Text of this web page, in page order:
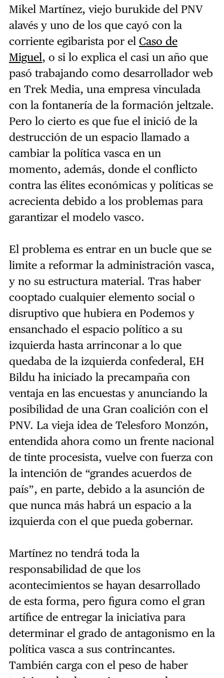
Mikel Martínez, viejo burukide del PNV
alavés y uno de los que cayó con la
corriente egibarista por el Caso de
Miguel, o si lo explica el casi un año que
pasó trabajando como desarrollador web
en Trek Media, una empresa vinculada
con la fontanería de la formación jeltzale.
Pero lo cierto es que fue el inició de la
destrucción de un espacio llamado a
cambiar la política vasca en un
momento, además, donde el conflicto
contra las élites económicas y políticas se
acrecienta debido a los problemas para
garantizar el modelo vasco.
El problema es entrar en un bucle que se
limite a reformar la administración vasca,
y no su estructura material. Tras haber
cooptado cualquier elemento social o
disruptivo que hubiera en Podemos y
ensanchado el espacio político a su
izquierda hasta arrinconar a lo que
quedaba de la izquierda confederal, EH
Bildu ha iniciado la precampaña con
ventaja en las encuestas y anunciando la
posibilidad de una Gran coalición con el
PNV. La vieja idea de Telesforo Monzón,
entendida ahora como un frente nacional
de tinte procesista, vuelve con fuerza con
la intención de “grandes acuerdos de
país”, en parte, debido a la asunción de
que nunca más habrá un espacio a la
izquierda con el que pueda gobernar.
Martínez no tendrá toda la
responsabilidad de que los
acontecimientos se hayan desarrollado
de esta forma, pero figura como el gran
artífice de entregar la iniciativa para
determinar el grado de antagonismo en la
política vasca a sus contrincantes.
También carga con el peso de haber